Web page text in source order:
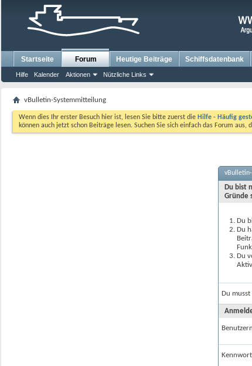
Startseite Forum
Hilfe Kalender Aktionen Nützliche Links
Heutige Beiträge Schiffsdatenbank
vBulletin-Systemmitteilung
Wenn dies Ihr erster Besuch hier ist, lesen Sie bitte zuerst die Hilfe - Häufig
können auch jetzt schon Beiträge lesen. Suchen Sie sich einfach das Forum
Du bist
Gründe
Du
Du
Du
Du musst